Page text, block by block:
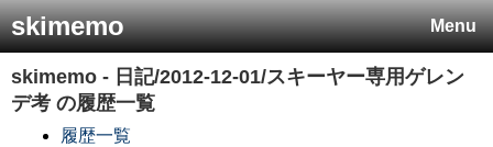
Menu
skimemo
skimemo - 日記/2012-12-01/スキーヤー専用ゲレン
デ考 の履歴一覧
履歴一覧